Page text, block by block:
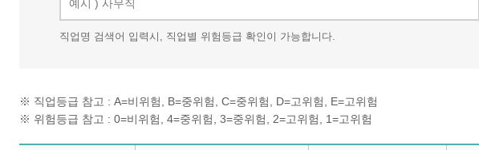
직업명 검색어 입력시, 직업별 위험등급 확인이 가능합니다.
※ 직업등급 참고 : A=비위험, B=중위험, C=중위험, D=고위험, E=고위험
※ 위험등급 참고 : 0=비위험, 4=중위험, 3=중위험, 2=고위험, 1=고위험